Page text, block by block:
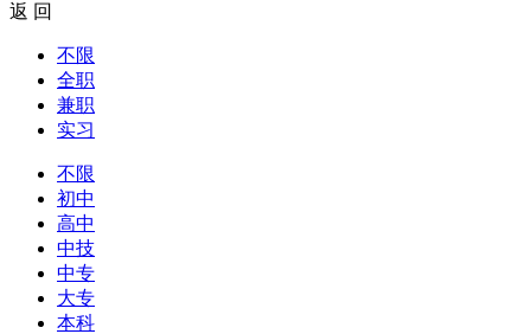
返 回
不限
全职
兼职
实习
不限
初中
高中
中技
中专
大专
本科